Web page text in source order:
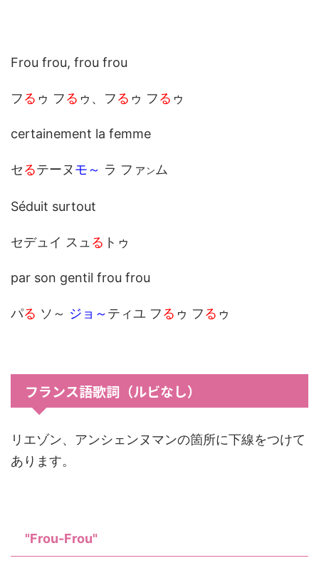
Frou frou, frou frou
フる ゥ フる ゥ、フる ゥ フる ゥ
certainement la femme
セるテーヌモ～ ラ ファ ンム
Séduit surtout
セデュイ スュる トゥ
par son gentil frou frou
パる ソ～ ジョ～ ティユ フる ゥ フる ゥ
フランス語歌詞（ルビなし）
リエゾン、アンシェンヌマンの箇所に下線をつけて
あります。
"Frou-Frou"